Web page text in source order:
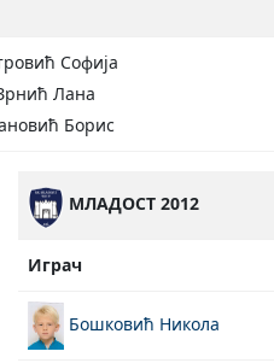
Софија
Лана
Борис
МЛАДОСТ 2012
Играч
Бошковић Никола